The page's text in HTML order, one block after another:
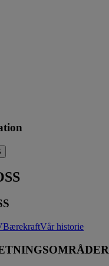
BærekraftVår historie